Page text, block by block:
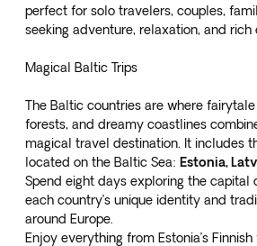
perfect for solo travelers, couples,
seeking adventure, relaxation, and rich
Magical Baltic Trips
The Baltic countries are where
forests, and dreamy coastlines
magical travel destination. It includes
located on the Baltic Sea: Estonia,
Spend eight days exploring the capital
each country’s unique identity and
around Europe.
Enjoy everything from Estonia’s Finnish